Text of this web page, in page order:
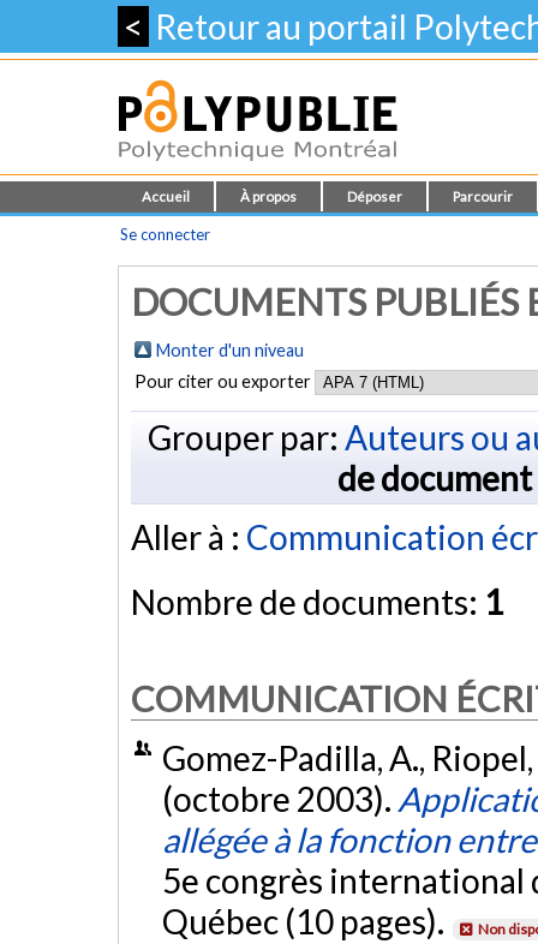
< Retour au portail
Accueil À propos Déposer Parcourir
Se connecter
DOCUMENTS PUBLIÉS
Monter d'un niveau
Pour citer ou exporter
Grouper par: Auteurs ou
de document
Aller à : Communication
Nombre de documents: 1
COMMUNICATION
Gomez-Padilla, A.,
(octobre 2003).
allégée à la fonction
5e congrès international
Québec (10 pages).
Non